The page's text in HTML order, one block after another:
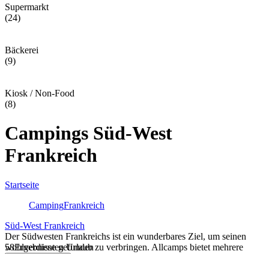
Supermarkt
(24)
Bäckerei
(9)
Kiosk / Non-Food
(8)
Campings Süd-West
Frankreich
Startseite
CampingFrankreich
Süd-West Frankreich
Der Südwesten Frankreichs ist ein wunderbares Ziel, um seinen
wohlverdienten Urlaub zu verbringen. Allcamps bietet mehrere
58Ergebnisse gefunden